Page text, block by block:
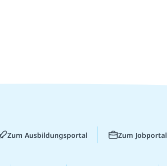
Zum Ausbildungsportal Zum Jobportal